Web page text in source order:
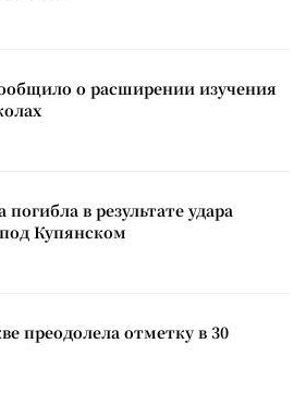
о расширении изучения
в результате удара
Купянском
преодолела отметку в 30